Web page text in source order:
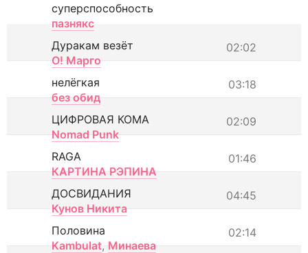
суперспособность
пазнякс
02:02
Дуракам везёт
О! Марго
03:18
нелёгкая
без обид
02:09
ЦИФРОВАЯ КОМА
Nomad Punk
01:46
RAGA
КАРТИНА РЭПИНА
04:45
ДОСВИДАНИЯ
Кунов Никита
02:14
Половина
Kambulat, Минаева